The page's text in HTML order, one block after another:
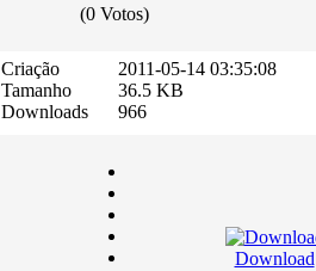
(0 Votos)
Criação
Tamanho
Downloads
2011-05-14 03:35:08
36.5 KB
966
Download